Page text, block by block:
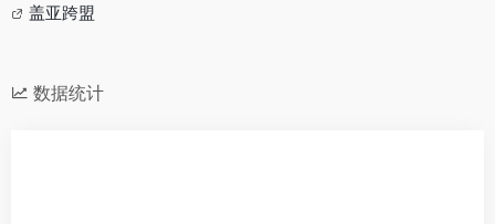
盖亚跨盟
数据统计